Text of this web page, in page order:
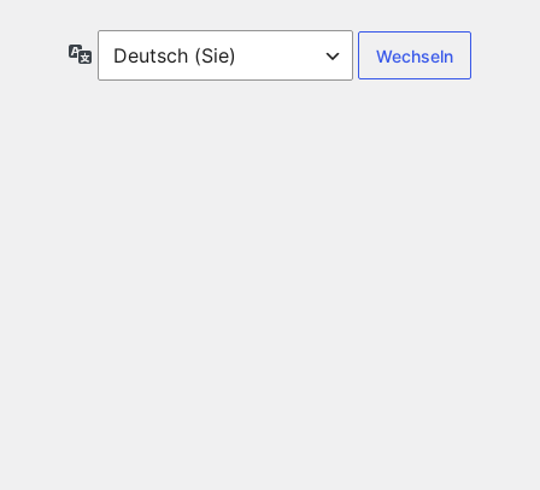
Sprache